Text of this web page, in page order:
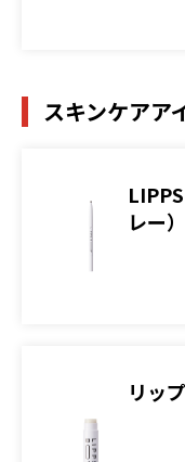
スキンケアア
レー）
リッ